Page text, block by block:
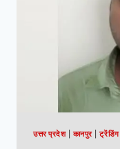
उत्तर प्रदेश|कानपुर|ट्रेंडिंग